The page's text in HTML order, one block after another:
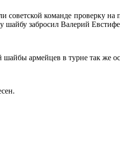
команде проверку на
забросил Валерий
армейцев в турне так же